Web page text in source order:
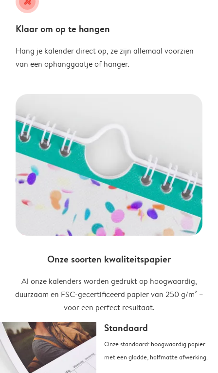
tools
Klaar om op te hangen
Hang je kalender direct op, ze zijn allemaal voorzien
van een ophanggaatje of hanger.
Onze soorten kwaliteitspapier
Al onze kalenders worden gedrukt op hoogwaardig,
duurzaam en FSC-gecertificeerd papier van 250 g/m² –
voor een perfect resultaat.
Standaard
Onze standaard: hoogwaardig papier
met een gladde, halfmatte afwerking.